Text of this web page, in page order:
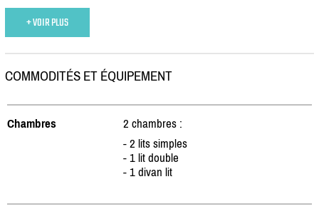
+ VOIR PLUS
COMMODITÉS ET ÉQUIPEMENT
Chambres
2 chambres :
- 2 lits simples
- 1 lit double
- 1 divan lit